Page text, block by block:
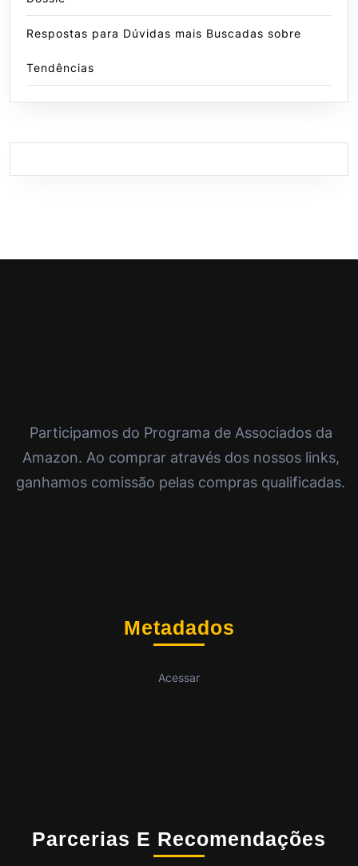
Respostas para Dúvidas mais Buscadas sobre
Tendências
Participamos do Programa de Associados da
Amazon. Ao comprar através dos nossos links,
ganhamos comissão pelas compras qualificadas.
Metadados
Acessar
Parcerias E Recomendações